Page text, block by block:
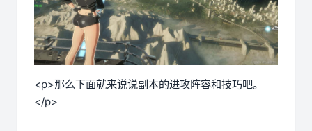
<p>那么下面就来说说副本的进攻阵容和技巧吧。
</p>